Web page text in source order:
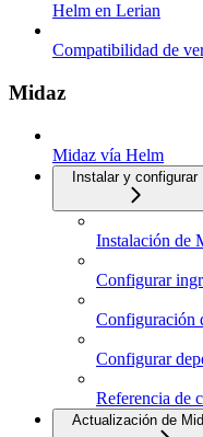
Helm en Lerian
Compatibilidad de
Midaz
Midaz vía Helm
Instalar y configurar
Instalación de
Configurar
Configuración
Configurar
Referencia de
Actualización de